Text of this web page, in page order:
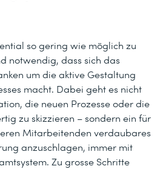
so gering wie möglich zu
notwendig, dass sich das
um die aktive Gestaltung
macht. Dabei geht es nicht
die neuen Prozesse oder die
zu skizzieren – sondern ein für
Mitarbeitenden verdaubares
anzuschlagen, immer mit
Zu grosse Schritte